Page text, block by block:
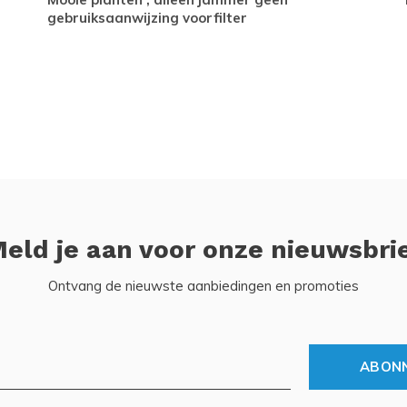
gebruiksaanwijzing voorfilter
je aan voor onze
Ontvang de nieuwste aanbiedingen en promoties